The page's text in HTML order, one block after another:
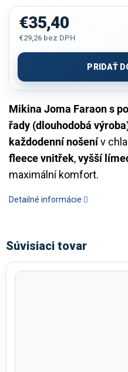
Mikina Joma Faraon s
řady (dlouhodobá
každodenní nošenív
fleece vnitřek,vyšší
maximální komfort.
Detailné informácie
€35,40
€29,26 bez DPH
cena:
PRIDAŤ
Súvisiaci tovar